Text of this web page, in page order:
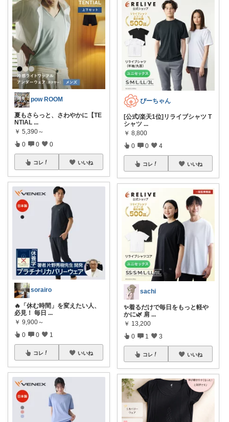
pow ROOM
夏もさらっと、さわやかに【TE
NTIAL ...
￥ 5,390～
0 0 0
コレ いいね
sorairo
🔥「休む時間」を変えたい人、
必見！ 毎日 ...
￥ 9,900～
0 0 1
コレ いいね
ぴーちゃん
[公式/楽天1位]リライブシャツ T
シャツ ...
￥ 8,800
0 0 4
コレ いいね
sachi
✨着るだけで毎日をもっと軽や
かに🌿 肩 ...
￥ 13,200
0 1 3
コレ いいね